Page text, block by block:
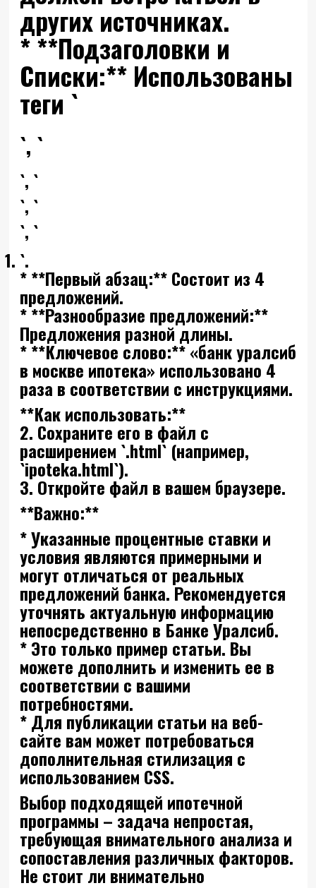
других источниках.
* **Подзаголовки и
Списки:** Использованы
теги `
`, `
`, `
`, `
`, `
`.
* **Первый абзац:** Состоит из 4
предложений.
* **Разнообразие предложений:**
Предложения разной длины.
* **Ключевое слово:** «банк уралсиб
в москве ипотека» использовано 4
раза в соответствии с инструкциями.
**Как использовать:**
2. Сохраните его в файл с
расширением `.html` (например,
`ipoteka.html`).
3. Откройте файл в вашем браузере.
**Важно:**
* Указанные процентные ставки и
условия являются примерными и
могут отличаться от реальных
предложений банка. Рекомендуется
уточнять актуальную информацию
непосредственно в Банке Уралсиб.
* Это только пример статьи. Вы
можете дополнить и изменить ее в
соответствии с вашими
потребностями.
* Для публикации статьи на веб-
сайте вам может потребоваться
дополнительная стилизация с
использованием CSS.
Выбор подходящей ипотечной
программы – задача непростая,
требующая внимательного анализа и
сопоставления различных факторов.
Не стоит ли внимательно